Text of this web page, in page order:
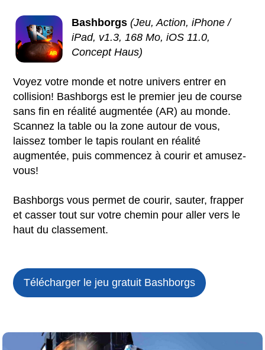
Bashborgs (Jeu, Action, iPhone /
iPad, v1.3, 168 Mo, iOS 11.0,
Concept Haus)
Voyez votre monde et notre univers entrer en
collision! Bashborgs est le premier jeu de course
sans fin en réalité augmentée (AR) au monde.
Scannez la table ou la zone autour de vous,
laissez tomber le tapis roulant en réalité
augmentée, puis commencez à courir et amusez-
vous!
Bashborgs vous permet de courir, sauter, frapper
et casser tout sur votre chemin pour aller vers le
haut du classement.
Télécharger le jeu gratuit Bashborgs